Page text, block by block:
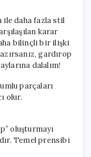
ile
9
Parça
ile
Sonsuz
Oluşturmanın
Yolları
ile daha fazla stil
karar
bilinçli bir ilişki
gardırop
dalalım!
parçaları
olur.
oluşturmayı
Temel prensibi